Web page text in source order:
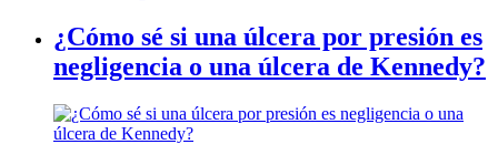
¿Cómo sé si una úlcera por presión es
negligencia o una úlcera de Kennedy?